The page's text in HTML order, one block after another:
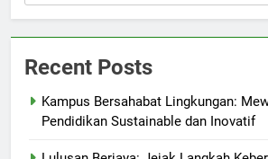
Recent Posts
Kampus Bersahabat Lingkungan:
Pendidikan Sustainable dan Inovatif